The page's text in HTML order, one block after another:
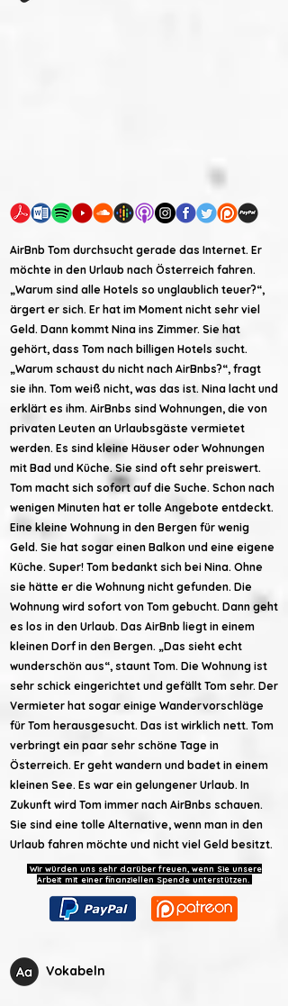
AirBnb Tom durchsucht gerade das Internet. Er
möchte in den Urlaub nach Österreich fahren.
„Warum sind alle Hotels so unglaublich teuer?“,
ärgert er sich. Er hat im Moment nicht sehr viel
Geld. Dann kommt Nina ins Zimmer. Sie hat
gehört, dass Tom nach billigen Hotels sucht.
„Warum schaust du nicht nach AirBnbs?“, fragt
sie ihn. Tom weiß nicht, was das ist. Nina lacht und
erklärt es ihm. AirBnbs sind Wohnungen, die von
privaten Leuten an Urlaubsgäste vermietet
werden. Es sind kleine Häuser oder Wohnungen
mit Bad und Küche. Sie sind oft sehr preiswert.
Tom macht sich sofort auf die Suche. Schon nach
wenigen Minuten hat er tolle Angebote entdeckt.
Eine kleine Wohnung in den Bergen für wenig
Geld. Sie hat sogar einen Balkon und eine eigene
Küche. Super! Tom bedankt sich bei Nina. Ohne
sie hätte er die Wohnung nicht gefunden. Die
Wohnung wird sofort von Tom gebucht. Dann geht
es los in den Urlaub. Das AirBnb liegt in einem
kleinen Dorf in den Bergen. „Das sieht echt
wunderschön aus“, staunt Tom. Die Wohnung ist
sehr schick eingerichtet und gefällt Tom sehr. Der
Vermieter hat sogar einige Wandervorschläge
für Tom herausgesucht. Das ist wirklich nett. Tom
verbringt ein paar sehr schöne Tage in
Österreich. Er geht wandern und badet in einem
kleinen See. Es war ein gelungener Urlaub. In
Zukunft wird Tom immer nach AirBnbs schauen.
Sie sind eine tolle Alternative, wenn man in den
Urlaub fahren möchte und nicht viel Geld besitzt.
Wir würden uns sehr darüber freuen, wenn Sie unsere
Arbeit mit einer finanziellen Spende unterstützen.
Vokabeln